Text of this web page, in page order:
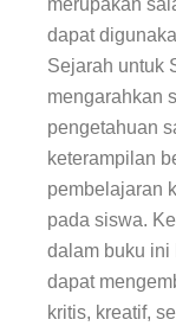
merupakan
dapat
Sejarah untuk
mengarahkan
pengetahuan
keterampilan
pembelajaran
pada siswa.
dalam buku ini
dapat
kritis, kreatif,